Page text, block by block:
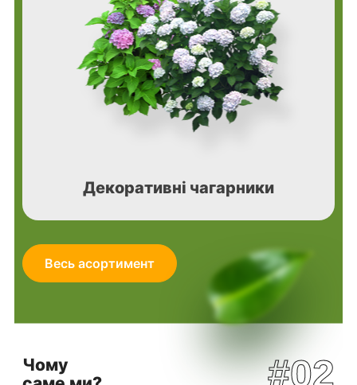
Декоративні чагарники
Весь асортимент
Чому
#02